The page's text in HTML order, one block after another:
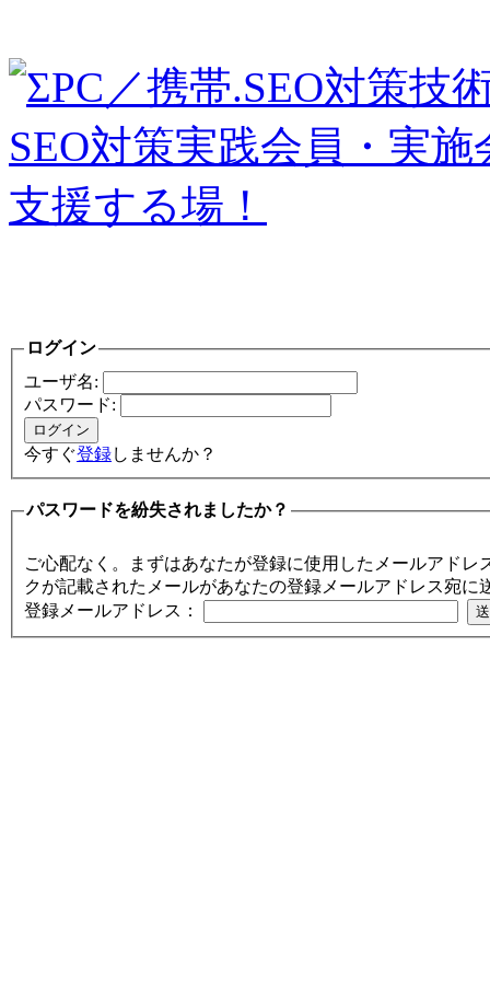
ログイン
ユーザ名:
パスワード:
今すぐ登録しませんか？
パスワードを紛失されましたか？
ご心配なく。まずはあなたが登録に使用したメールアド
クが記載されたメールがあなたの登録メールアドレス宛に
登録メールアドレス：